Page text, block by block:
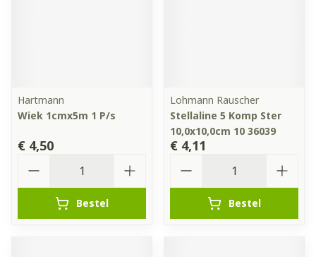
Hartmann
Wiek 1cmx5m 1 P/s
€ 4,50
Bestel
Lohmann Rauscher
Stellaline 5 Komp Ster
10,0x10,0cm 10 36039
€ 4,11
Bestel